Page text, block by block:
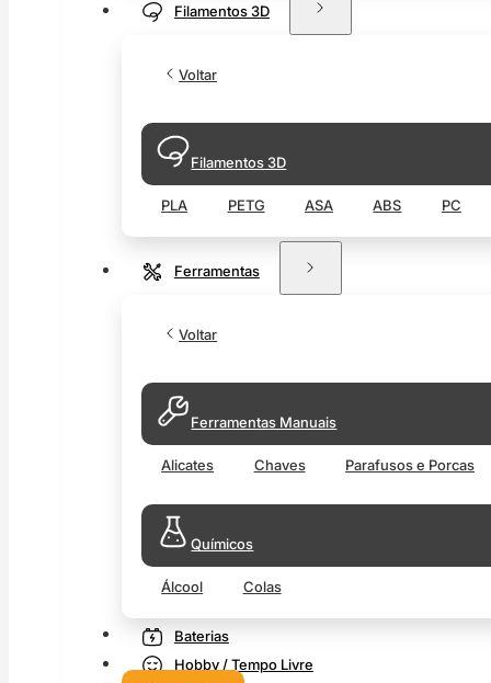
Filamentos 3D
Voltar
Filamentos 3D
PLA PETG ASA ABS PC
Ferramentas
Voltar
Ferramentas Manuais
Alicates Chaves Parafusos e Porcas
Químicos
Álcool Colas
Baterias
Hobby / Tempo Livre